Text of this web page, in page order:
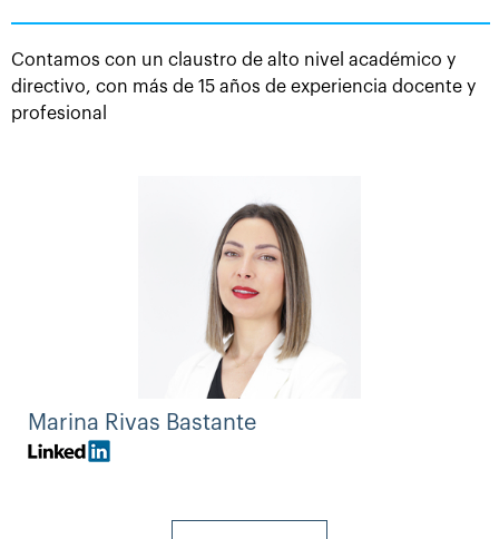
Contamos con un claustro de alto nivel académico y
directivo, con más de 15 años de experiencia docente y
profesional
Marina Rivas Bastante